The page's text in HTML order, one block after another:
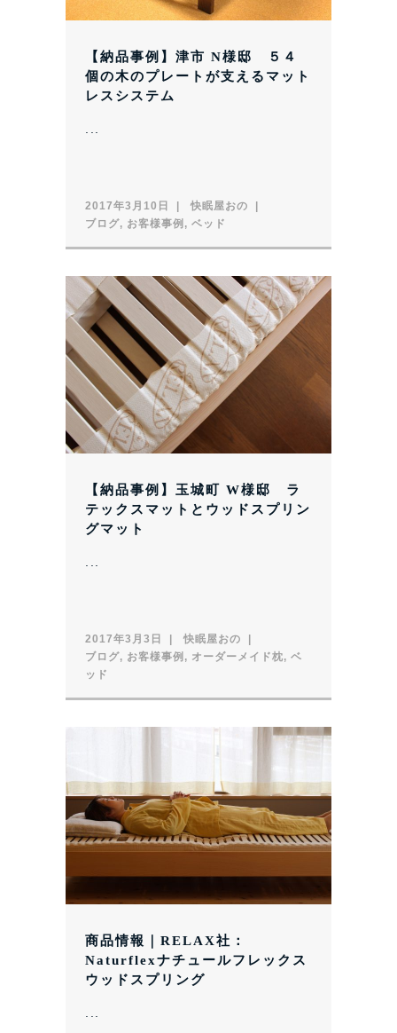
【納品事例】津市 N様邸 ５４
個の木のプレートが支えるマット
レスシステム
2017年3月10日
快眠屋おの
ブログ, お客様事例 , ベッド
【納品事例】玉城町 W様邸 ラ
テックスマットとウッドスプリン
グマット
2017年3月3日
快眠屋おの
ブログ, お客様事例 , オーダーメイド枕, ベ
ッド
商品情報｜RELAX社：
Naturflexナチュールフレックス
ウッドスプリング